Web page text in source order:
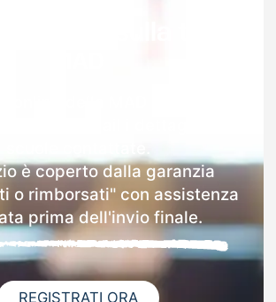
è coperto dalla garanzia
o rimborsati" con assistenza
prima dell'invio finale.
REGISTRATI ORA